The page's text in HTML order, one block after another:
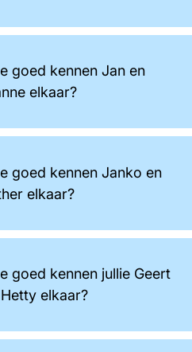
goed kennen Jan en
elkaar?
goed kennen Janko en
elkaar?
goed kennen jullie Geert
elkaar?